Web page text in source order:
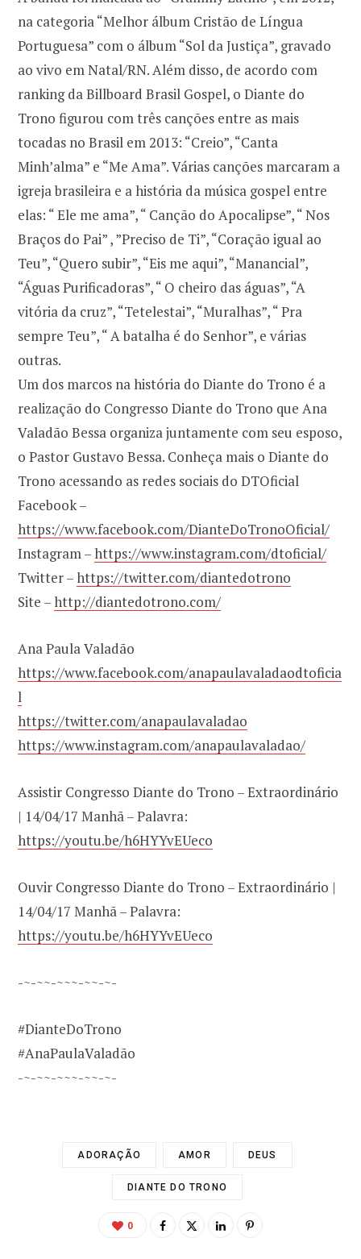
na categoria “Melhor álbum Cristão de Língua
Portuguesa” com o álbum “Sol da Justiça”, gravado
ao vivo em Natal/RN. Além disso, de acordo com
ranking da Billboard Brasil Gospel, o Diante do
Trono figurou com três canções entre as mais
tocadas no Brasil em 2013: “Creio”, “Canta
Minh’alma” e “Me Ama”. Várias canções marcaram a
igreja brasileira e a história da música gospel entre
elas: “ Ele me ama”, “ Canção do Apocalipse”, “ Nos
Braços do Pai” , ”Preciso de Ti”, “Coração igual ao
Teu”, “Quero subir”, “Eis me aqui”, “Manancial”,
“Águas Purificadoras”, “ O cheiro das águas”, “A
vitória da cruz”, “Tetelestai”, “Muralhas”, “ Pra
sempre Teu”, “ A batalha é do Senhor”, e várias
outras.
Um dos marcos na história do Diante do Trono é a
realização do Congresso Diante do Trono que Ana
Valadão Bessa organiza juntamente com seu esposo,
o Pastor Gustavo Bessa. Conheça mais o Diante do
Trono acessando as redes sociais do DTOficial
Facebook –
https://www.facebook.com/DianteDoTronoOficial/
Instagram –https://www.instagram.com/dtoficial/
Twitter –https://twitter.com/diantedotrono
Site –http://diantedotrono.com/
Ana Paula Valadão
https://www.facebook.com/anapaulavaladaodtoficia
l
https://twitter.com/anapaulavaladao
https://www.instagram.com/anapaulavaladao/
Assistir Congresso Diante do Trono – Extraordinário
| 14/04/17 Manhã – Palavra:
https://youtu.be/h6HYYvEUeco
Ouvir Congresso Diante do Trono – Extraordinário |
14/04/17 Manhã – Palavra:
https://youtu.be/h6HYYvEUeco
-~-~~-~~~-~~-~-
#DianteDoTrono
#AnaPaulaValadão
-~-~~-~~~-~~-~-
ADORAÇÃO AMOR DEUS
DIANTE DO TRONO
0